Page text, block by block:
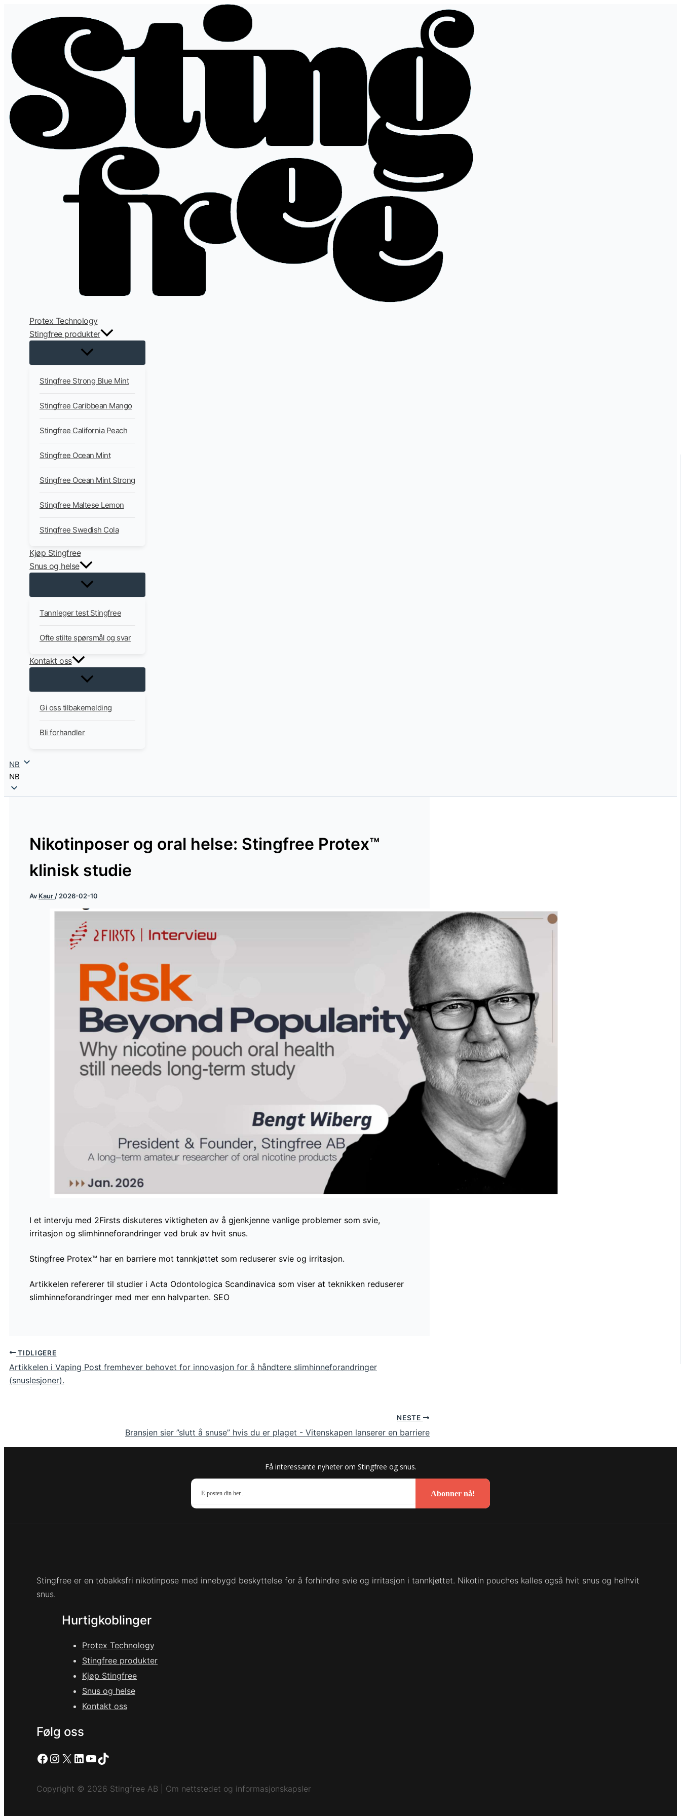
innhold
Protex Technology
Stingfree produkter
Stingfree Strong Blue Mint
Stingfree Caribbean Mango
Stingfree California Peach
Stingfree Ocean Mint
Stingfree Ocean Mint Strong
Stingfree Maltese Lemon
Stingfree Swedish Cola
Kjøp Stingfree
Snus og helse
Tannleger test Stingfree
Ofte stilte spørsmål og svar
Kontakt oss
Gi oss tilbakemelding
Bli forhandler
NB
NB
Nikotinposer og oral helse: Stingfree Protex™
klinisk studie
Av Kaur / 2026-02-10
I et intervju med 2Firsts diskuteres viktigheten av å gjenkjenne vanlige problemer som svie,
irritasjon og slimhinneforandringer ved bruk av hvit snus.
Stingfree Protex™ har en barriere mot tannkjøttet som reduserer svie og irritasjon.
Artikkelen refererer til studier i Acta Odontologica Scandinavica som viser at teknikken reduserer
slimhinneforandringer med mer enn halvparten. SEO
TIDLIGERE
Artikkelen i Vaping Post fremhever behovet for innovasjon for å håndtere slimhinneforandringer
(snuslesjoner).
NESTE
Bransjen sier ”slutt å snuse” hvis du er plaget - Vitenskapen lanserer en barriere
Få interessante nyheter om Stingfree og snus.
Abonner nå!
Stingfree er en tobakksfri nikotinpose med innebygd beskyttelse for å forhindre svie og irritasjon i tannkjøttet. Nikotin pouches kalles også hvit snus og helhvit
snus.
Hurtigkoblinger
Protex Technology
Stingfree produkter
Kjøp Stingfree
Snus og helse
Kontakt oss
Følg oss
Facebook
Instagram
X LinkedIn
YouTube
TikTok
Copyright © 2026 Stingfree AB | Om nettstedet og informasjonskapsler